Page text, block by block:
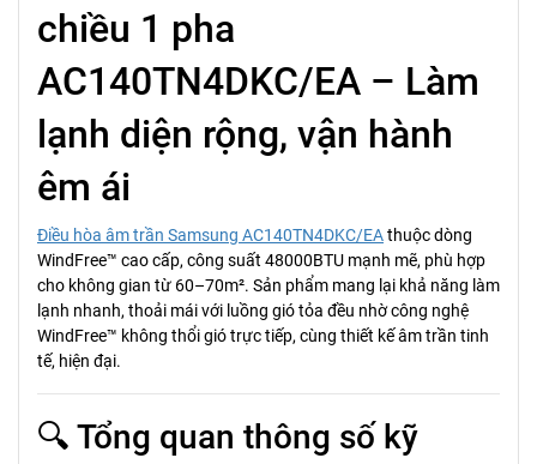
chiều 1 pha
AC140TN4DKC/EA – Làm
lạnh diện rộng, vận hành
êm ái
Điều hòa âm trần Samsung AC140TN4DKC/EAthuộc dòng
WindFree™ cao cấp, công suất 48000BTU mạnh mẽ, phù hợp
cho không gian từ 60–70m². Sản phẩm mang lại khả năng làm
lạnh nhanh, thoải mái với luồng gió tỏa đều nhờ công nghệ
WindFree™ không thổi gió trực tiếp, cùng thiết kế âm trần tinh
tế, hiện đại.
🔍 Tổng quan thông số kỹ